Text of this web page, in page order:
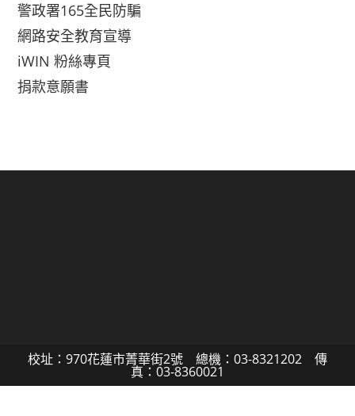
警政署165全民防騙
網路安全教育宣導
iWIN 粉絲專頁
捐款意願書
校址：970花蓮市菁華街2號 總機：03-8321202 傳
真：03-8360021